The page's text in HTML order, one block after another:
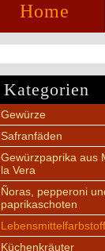
Home
Kategorien
Gewürze
Safranfäden
Gewürzpaprika aus
la Vera
Ñoras, pepperoni
paprikaschoten
Lebensmittelfarbstoff
Küchenkräuter